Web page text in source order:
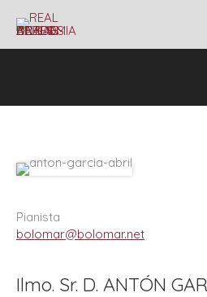
Pianista
bolomar@bolomar.net
Ilmo. Sr. D. ANTÓN